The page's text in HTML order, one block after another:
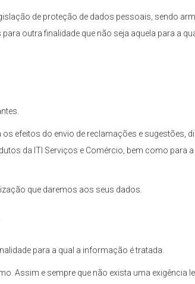
de proteção de dados pessoais, sendo
outra finalidade que não seja aquela para a
efeitos do envio de reclamações e sugestões,
da ITI Serviços e Comércio, bem como para
que daremos aos seus dados.
para a qual a informação é tratada.
Assim e sempre que não exista uma exigência